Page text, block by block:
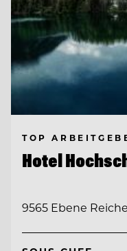
TOP
Hotel
9565 Ebene